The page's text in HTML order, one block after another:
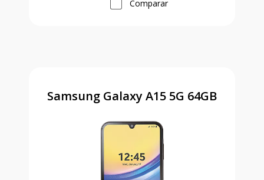
Comparar
Samsung Galaxy A15 5G 64GB